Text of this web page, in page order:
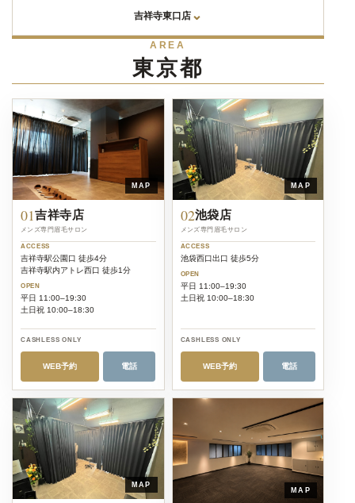
吉祥寺東口店 ⌄
AREA
東京都
MAP
01吉祥寺店
メンズ専門眉毛サロン
ACCESS
吉祥寺駅公園口 徒歩4分
吉祥寺駅内アトレ西口 徒歩1分
OPEN
平日 11:00–19:30
土日祝 10:00–18:30
CASHLESS ONLY
WEB予約 電話
MAP
02池袋店
メンズ専門眉毛サロン
ACCESS
池袋西口出口 徒歩5分
OPEN
平日 11:00–19:30
土日祝 10:00–18:30
CASHLESS ONLY
WEB予約 電話
MAP
MAP